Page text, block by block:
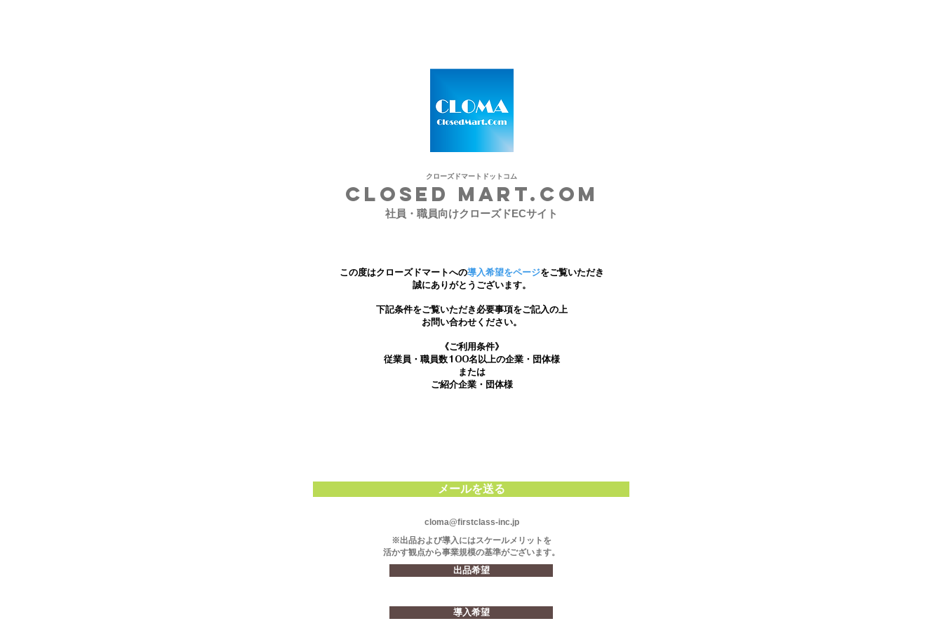
クローズドマートドットコム
closed MART.COM
社員・職員向けクローズドECサイト
この度はクローズドマートへの導入希望をページをご覧いただき
誠にありがとうございます。
下記条件をご覧いただき必要事項をご記入の上
お問い合わせください。
《ご利用条件》
従業員・職員数100名以上の企業・団体様
または
ご紹介企業・団体様
メールを送る
cloma@firstclass-inc.jp
※出品および導入にはスケールメリットを
活かす観点から事業規模の基準がございます。
出品希望
導入希望